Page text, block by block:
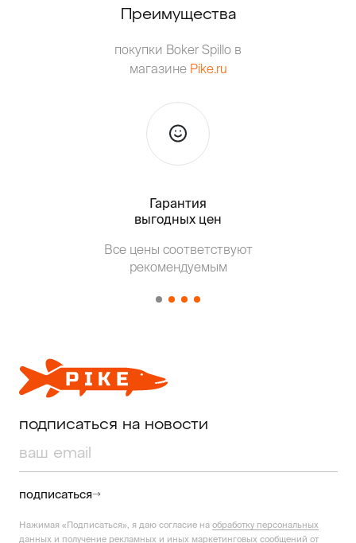
Преимущества
покупки Boker Spillo в
магазине Pike.ru
Гарантия
выгодных цен
Все цены соответствуют
рекомендуемым
подписаться на новости
подписаться
Нажимая «Подписаться», я даю согласие на обработку персональных
данных и получение рекламных и иных маркетинговых сообщений от